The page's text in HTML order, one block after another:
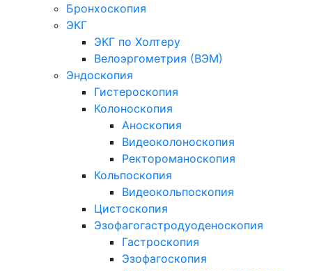
Бронхоскопия
ЭКГ
ЭКГ по Холтеру
Велоэргометрия (ВЭМ)
Эндоскопия
Гистероскопия
Колоноскопия
Аноскопия
Видеоколоноскопия
Ректороманоскопия
Кольпоскопия
Видеокольпоскопия
Цистоскопия
Эзофагогастродуоденоскопия
Гастроскопия
Эзофагоскопия